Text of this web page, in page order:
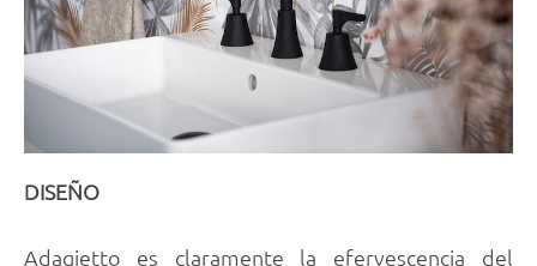
DISEÑO
Adagietto es claramente la efervescencia del